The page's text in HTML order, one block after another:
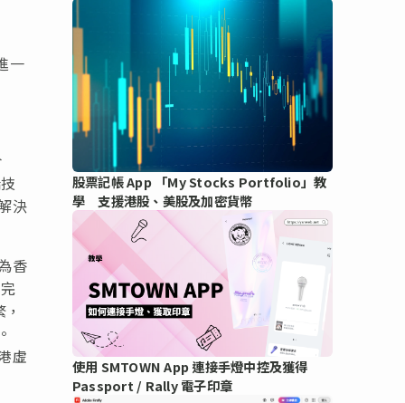
一
決
香
虛
股票記帳 App 「My Stocks Portfolio」教
學 支援港股、美股及加密貨幣
使用 SMTOWN App 連接手燈中控及獲得
Passport / Rally 電子印章